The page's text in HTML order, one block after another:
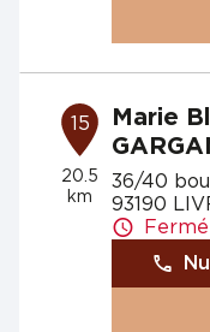
15
20.5
km
Marie
36/40
93190